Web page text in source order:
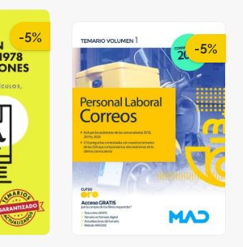
-5%
-5%